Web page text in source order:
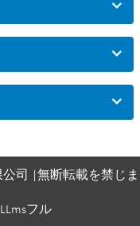
公司 |無断転載を禁じま
LLmsフル